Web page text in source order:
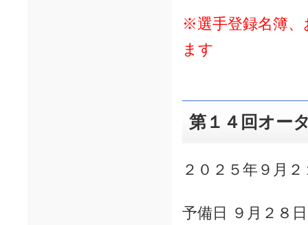
※選手登録名簿、
ます
第１４回オー
２０２５年９月
予備日 ９月２８